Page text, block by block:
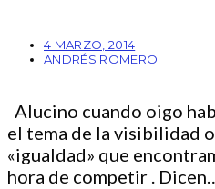
4 MARZO, 2014
ANDRÉS ROMERO
Alucino cuando oigo
el tema de la visibilidad
«igualdad» que
hora de competir .